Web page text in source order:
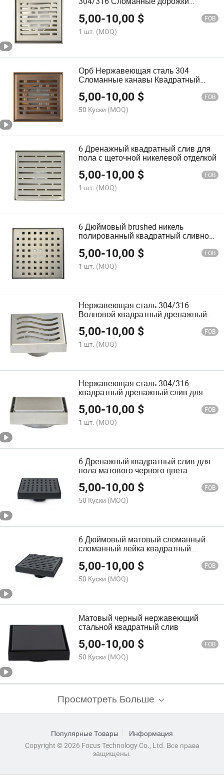
дренаж
5,00-10,00 $ FOB
1 шт. (MOQ)
Орб Нержавеющая сталь 304
Сломанные канавы Квадратный
дренажный полевой дренаж
5,00-10,00 $ FOB
50 Куски (MOQ)
6 Дренажный квадратный слив для
пола с щеточной никелевой отделкой
5,00-10,00 $ FOB
1 шт. (MOQ)
6 Дюймовый brushed никель
полированный квадратный сливной
стали 304
5,00-10,00 $ FOB
1 шт. (MOQ)
Нержавеющая сталь 304/316
Волновой квадратный дренажный
5,00-10,00 $ FOB
1 шт. (MOQ)
Нержавеющая сталь 304/316
квадратный дренажный слив для
5,00-10,00 $ FOB
1 шт. (MOQ)
6 Дренажный квадратный слив для
пола матового черного цвета
5,00-10,00 $ FOB
50 Куски (MOQ)
6 Дюймовый матовый сломанный
сломанный лейка квадратный
5,00-10,00 $ FOB
50 Куски (MOQ)
Матовый черный нержавеющий
стальной квадратный слив
5,00-10,00 $ FOB
50 Куски (MOQ)
Просмотреть Больше
Популярные Товары
Информация
Copyright © 2026 Focus Technology Co., Ltd. Все права
защищены.